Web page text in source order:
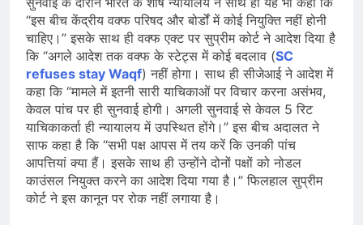
“इस बीच केंद्रीय वक्फ परिषद और बोर्डों में कोई नियुक्ति नहीं होनी
चाहिए।” इसके साथ ही वक्फ एक्ट पर सुप्रीम कोर्ट ने आदेश दिया है
कि “अगले आदेश तक वक्फ के स्टेट्स में कोई बदलाव (SC
refuses stay Waqf) नहीं होगा। साथ ही सीजेआई ने आदेश में
कहा कि “मामले में इतनी सारी याचिकाओं पर विचार करना असंभव,
केवल पांच पर ही सुनवाई होगी। अगली सुनवाई से केवल 5 रिट
याचिकाकर्ता ही न्यायालय में उपस्थित होंगे।” इस बीच अदालत ने
साफ कहा है कि “सभी पक्ष आपस में तय करें कि उनकी पांच
आपत्तियां क्या हैं। इसके साथ ही उन्होंने दोनों पक्षों को नोडल
काउंसल नियुक्त करने का आदेश दिया गया है।” फिलहाल सुप्रीम
कोर्ट ने इस कानून पर रोक नहीं लगाया है।